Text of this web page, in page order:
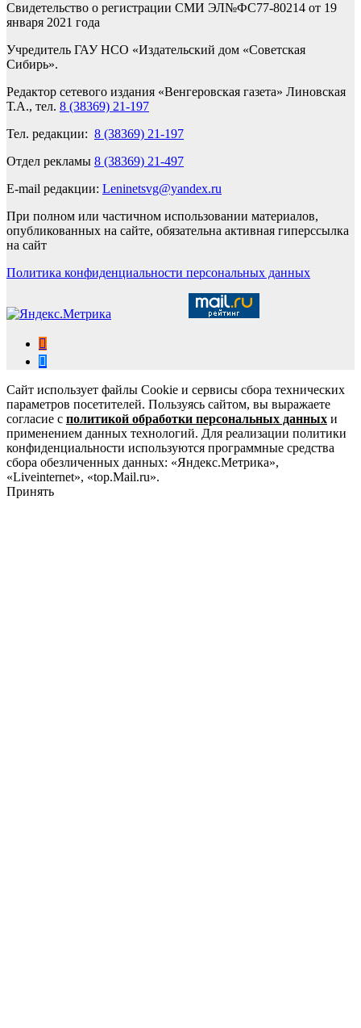
Свидетельство о регистрации СМИ ЭЛ№ФС77-80214 от 19
января 2021 года
Учредитель ГАУ НСО «Издательский дом «Советская
Сибирь».
Редактор сетевого издания «Венгеровская газета» Линовская
Т.А., тел. 8 (38369) 21-197
Тел. редакции: 8 (38369) 21-197
Отдел рекламы 8 (38369) 21-497
E-mail редакции: Leninetsvg@yandex.ru
При полном или частичном использовании материалов,
опубликованных на сайте, обязательна активная гиперссылка
на сайт
Политика конфиденциальности персональных данных
Сайт использует файлы Cookie и сервисы сбора технических
параметров посетителей. Пользуясь сайтом, вы выражаете
согласие с политикой обработки персональных данных и
применением данных технологий. Для реализации политики
конфиденциальности используются программные средства
сбора обезличенных данных: «Яндекс.Метрика»,
«Liveinternet», «top.Mail.ru».
Принять